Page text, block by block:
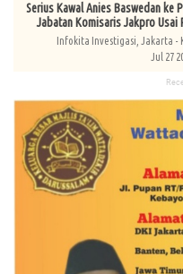
Serius Kawal Anies Baswedan ke
Jabatan Komisaris Jakpro Usai
Infokita Investigasi, Jakarta -
Jul 27